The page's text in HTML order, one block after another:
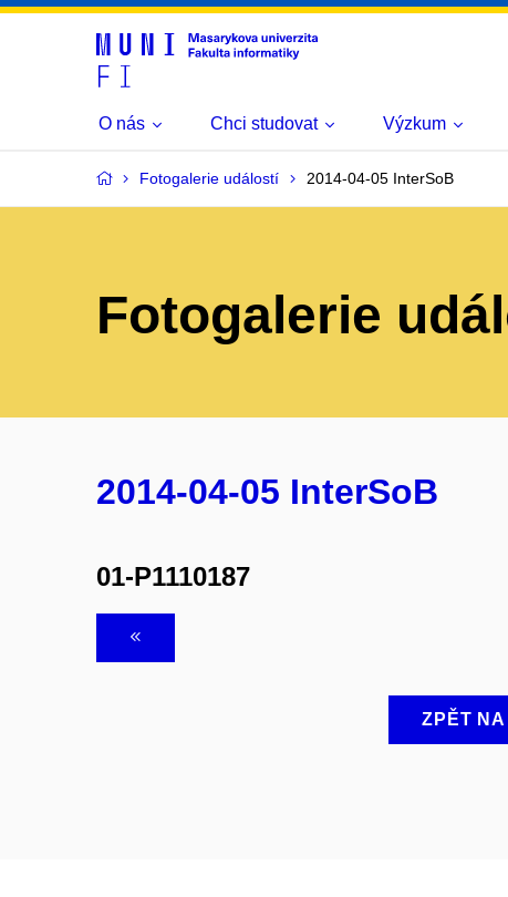
O nás Chci studovat Výzkum
Fotogalerie událostí 2014-04-05 InterSoB
Fotogalerie
2014-04-05 InterSoB
01-P1110187
ZPĚT NA